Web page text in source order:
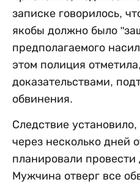
записке говорилось,
якобы должно было
предполагаемого
этом полиция
доказательствами,
обвинения.
Следствие
через несколько дней
планировали
Мужчина отверг все